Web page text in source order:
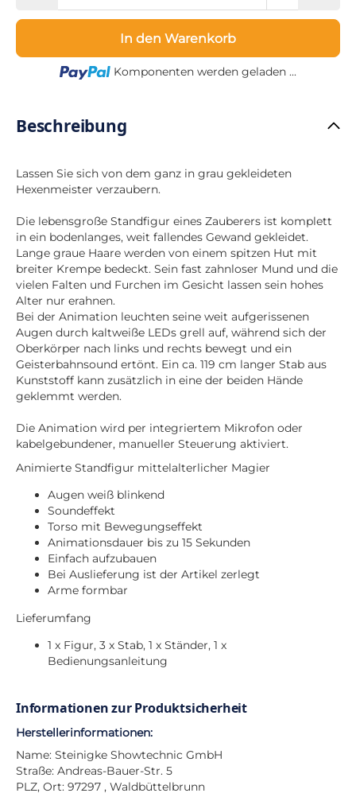
In den Warenkorb
Loading...
Komponenten werden geladen ...
Beschreibung
Lassen Sie sich von dem ganz in grau gekleideten
Hexenmeister verzaubern.
Die lebensgroße Standfigur eines Zauberers ist komplett
in ein bodenlanges, weit fallendes Gewand gekleidet.
Lange graue Haare werden von einem spitzen Hut mit
breiter Krempe bedeckt. Sein fast zahnloser Mund und die
vielen Falten und Furchen im Gesicht lassen sein hohes
Alter nur erahnen.
Bei der Animation leuchten seine weit aufgerissenen
Augen durch kaltweiße LEDs grell auf, während sich der
Oberkörper nach links und rechts bewegt und ein
Geisterbahnsound ertönt. Ein ca. 119 cm langer Stab aus
Kunststoff kann zusätzlich in eine der beiden Hände
geklemmt werden.
Die Animation wird per integriertem Mikrofon oder
kabelgebundener, manueller Steuerung aktiviert.
Animierte Standfigur mittelalterlicher Magier
Augen weiß blinkend
Soundeffekt
Torso mit Bewegungseffekt
Animationsdauer bis zu 15 Sekunden
Einfach aufzubauen
Bei Auslieferung ist der Artikel zerlegt
Arme formbar
Lieferumfang
1 x Figur, 3 x Stab, 1 x Ständer, 1 x
Bedienungsanleitung
Informationen zur Produktsicherheit
Herstellerinformationen:
Name: Steinigke Showtechnic GmbH
Straße: Andreas-Bauer-Str. 5
PLZ, Ort: 97297 , Waldbüttelbrunn